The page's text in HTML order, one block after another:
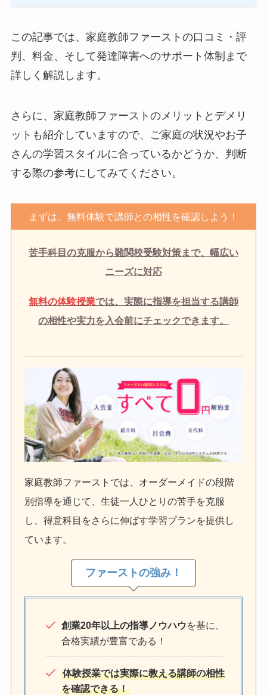
この記事では、家庭教師ファーストの口コミ・評
判、料金、そして発達障害へのサポート体制まで
詳しく解説します。
さらに、家庭教師ファーストのメリットとデメリ
ットも紹介していますので、ご家庭の状況やお子
さんの学習スタイルに合っているかどうか、判断
する際の参考にしてみてください。
まずは、無料体験で講師との相性を確認しよう！
苦手科目の克服から難関校受験対策まで、幅広い
ニーズに対応
無料の体験授業では、実際に指導を担当する講師
の相性や実力を入会前にチェックできます。
家庭教師ファーストでは、オーダーメイドの段階
別指導を通じて、生徒一人ひとりの苦手を克服
し、得意科目をさらに伸ばす学習プランを提供し
ています。
ファーストの強み！
創業20年以上の指導ノウハウを基に、
合格実績が豊富である！
体験授業では実際に教える講師の相性
を確認できる！